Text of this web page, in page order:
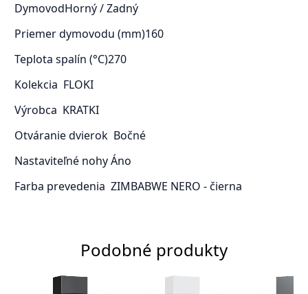
DymovodHorný / Zadný
Priemer dymovodu (mm)160
Teplota spalín (°C)270
Kolekcia FLOKI
Výrobca KRATKI
Otváranie dvierok Bočné
Nastaviteľné nohyÁno
Farba prevedenia ZIMBABWE NERO - čierna
Podobné produkty